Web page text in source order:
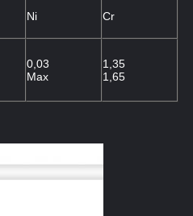
Ni Cr
0,03
Max
1,35
1,65